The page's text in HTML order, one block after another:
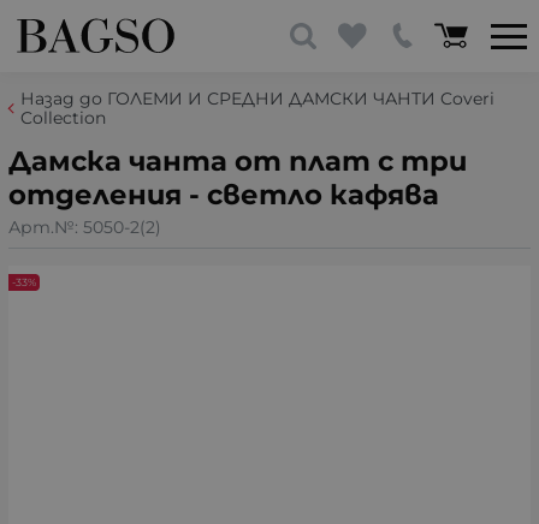
Назад до ГОЛЕМИ И СРЕДНИ ДАМСКИ ЧАНТИ Coveri
Collection
Дамска чанта от плат с три
отделения - светло кафява
Арт.№: 5050-2(2)
-33%